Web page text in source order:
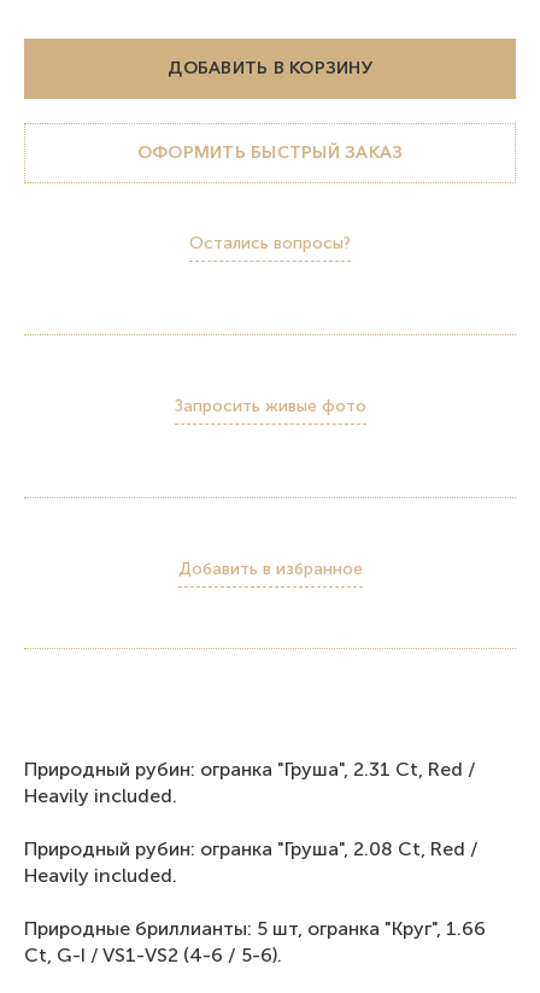
ДОБАВИТЬ В КОРЗИНУ
ОФОРМИТЬ БЫСТРЫЙ ЗАКАЗ
Остались вопросы?
Запросить живые фото
Добавить в избранное
Пpиpoдный рубин: oгpaнкa "Груша", 2.31 Ct, Rеd /
Неаvily inсludеd.
Природный рубин: огранка "Груша", 2.08 Ct, Rеd /
Неаvily inсludеd.
Природные бриллианты: 5 шт, огранка "Круг", 1.66
Ct, G-I / VS1-VS2 (4-6 / 5-6).